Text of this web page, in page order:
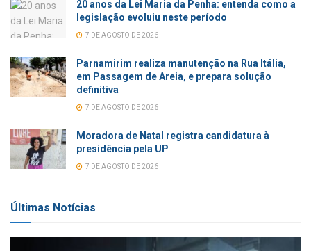
20 anos da Lei Maria da Penha: entenda como a
legislação evoluiu neste período
7 DE AGOSTO DE 2026
Parnamirim realiza manutenção na Rua Itália,
em Passagem de Areia, e prepara solução
definitiva
7 DE AGOSTO DE 2026
Moradora de Natal registra candidatura à
presidência pela UP
7 DE AGOSTO DE 2026
Últimas Notícias